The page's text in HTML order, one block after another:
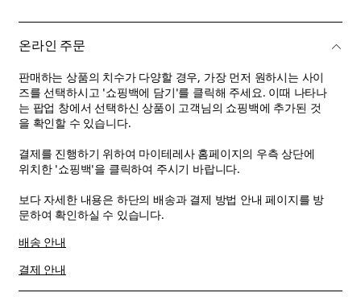
온라인 주문
판매하는 상품의 치수가 다양할 경우, 가장 먼저 원하시는 사이
즈를 선택하시고 '쇼핑백에 담기'를 클릭해 주세요. 이때 나타나
는 팝업 창에서 선택하신 상품이 고객님의 쇼핑백에 추가된 것
을 확인할 수 있습니다.
결제를 진행하기 위하여 마이테레사 홈페이지의 우측 상단에
위치한 '쇼핑백'을 클릭하여 주시기 바랍니다.
보다 자세한 내용은 하단의 배송과 결제 방법 안내 페이지를 방
문하여 확인하실 수 있습니다.
배송 안내
결제 안내